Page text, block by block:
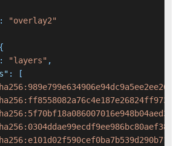
:
"overlay2"
{
: "layers" ,
:
[